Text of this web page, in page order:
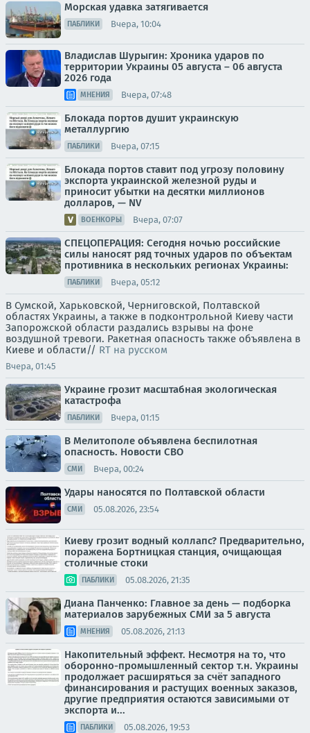
Морская удавка затягивается
ПАБЛИКИ Вчера, 10:04
Владислав Шурыгин: Хроника ударов по
территории Украины 05 августа – 06 августа
2026 года
МНЕНИЯ Вчера, 07:48
Блокада портов душит украинскую
металлургию
ПАБЛИКИ Вчера, 07:15
Блокада портов ставит под угрозу половину
экспорта украинской железной руды и
приносит убытки на десятки миллионов
долларов, — NV
ВОЕНКОРЫ Вчера, 07:07
СПЕЦОПЕРАЦИЯ: Сегодня ночью российские
силы наносят ряд точных ударов по объектам
противника в нескольких регионах Украины:
ПАБЛИКИ Вчера, 05:12
В Сумской, Харьковской, Черниговской, Полтавской
областях Украины, а также в подконтрольной Киеву части
Запорожской области раздались взрывы на фоне
воздушной тревоги. Ракетная опасность также объявлена в
Киеве и области// RT на русском
Вчера, 01:45
Украине грозит масштабная экологическая
катастрофа
ПАБЛИКИ Вчера, 01:15
В Мелитополе объявлена беспилотная
опасность. Новости СВО
СМИ Вчера, 00:24
Удары наносятся по Полтавской области
СМИ 05.08.2026, 23:54
Киеву грозит водный коллапс? Предварительно,
поражена Бортницкая станция, очищающая
столичные стоки
ПАБЛИКИ 05.08.2026, 21:35
Диана Панченко: Главное за день — подборка
материалов зарубежных СМИ за 5 августа
МНЕНИЯ 05.08.2026, 21:13
Накопительный эффект. Несмотря на то, что
оборонно-промышленный сектор т.н. Украины
продолжает расширяться за счёт западного
финансирования и растущих военных заказов,
другие предприятия остаются зависимыми от
экспорта и...
ПАБЛИКИ 05.08.2026, 19:53